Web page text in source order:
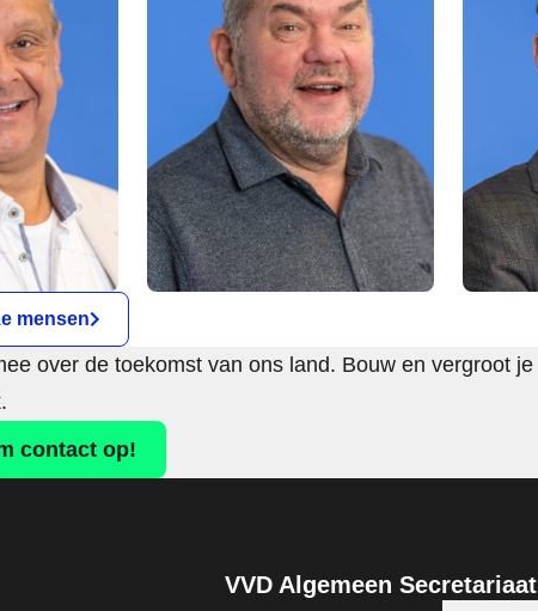
mensen
over de toekomst van ons land. Bouw en vergroot je
contact op!
VVD Algemeen Secretariaat